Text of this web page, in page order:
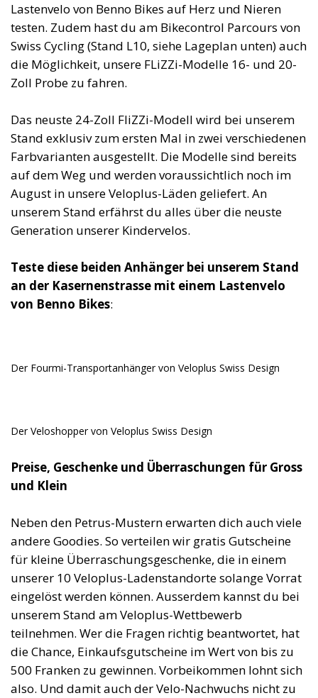
Lastenvelo von Benno Bikes auf Herz und Nieren
testen. Zudem hast du am Bikecontrol Parcours von
Swiss Cycling (Stand L10, siehe Lageplan unten) auch
die Möglichkeit, unsere FLiZZi-Modelle 16- und 20-
Zoll Probe zu fahren.
Das neuste 24-Zoll FliZZi-Modell wird bei unserem
Stand exklusiv zum ersten Mal in zwei verschiedenen
Farbvarianten ausgestellt. Die Modelle sind bereits
auf dem Weg und werden voraussichtlich noch im
August in unsere Veloplus-Läden geliefert. An
unserem Stand erfährst du alles über die neuste
Generation unserer Kindervelos.
Teste diese beiden Anhänger bei unserem Stand
an der Kasernenstrasse mit einem Lastenvelo
von Benno Bikes:
Der Fourmi-Transportanhänger von Veloplus Swiss Design
Der Veloshopper von Veloplus Swiss Design
Preise, Geschenke und Überraschungen für Gross
und Klein
Neben den Petrus-Mustern erwarten dich auch viele
andere Goodies. So verteilen wir gratis Gutscheine
für kleine Überraschungsgeschenke, die in einem
unserer 10 Veloplus-Ladenstandorte solange Vorrat
eingelöst werden können. Ausserdem kannst du bei
unserem Stand am Veloplus-Wettbewerb
teilnehmen. Wer die Fragen richtig beantwortet, hat
die Chance, Einkaufsgutscheine im Wert von bis zu
500 Franken zu gewinnen. Vorbeikommen lohnt sich
also. Und damit auch der Velo-Nachwuchs nicht zu